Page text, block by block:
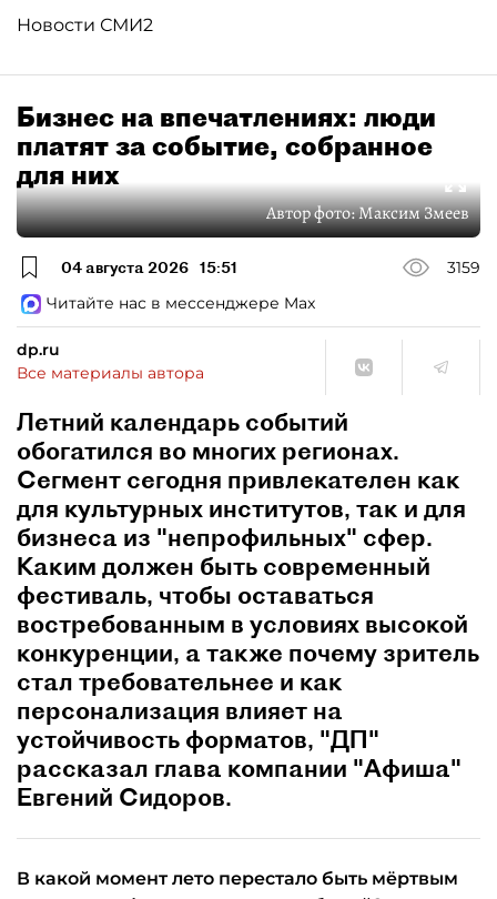
Новости СМИ2
Бизнес на впечатлениях: люди
платят за событие, собранное
для них
Автор фото:Максим Змеев
04 августа 2026 15:51
3159
Читайте нас в мессенджере Max
dp.ru
Все материалы автора
Летний календарь событий
обогатился во многих регионах.
Сегмент сегодня привлекателен как
для культурных институтов, так и для
бизнеса из "непрофильных" сфер.
Каким должен быть современный
фестиваль, чтобы оставаться
востребованным в условиях высокой
конкуренции, а также почему зритель
стал требовательнее и как
персонализация влияет на
устойчивость форматов, "ДП"
рассказал глава компании "Афиша"
Евгений Сидоров.
В какой момент лето перестало быть мёртвым